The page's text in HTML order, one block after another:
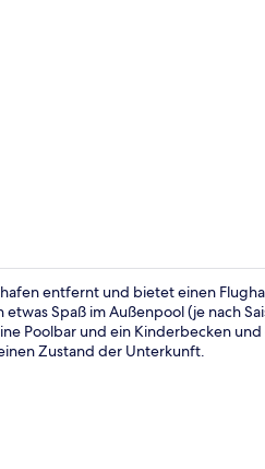
entfernt und bietet einen
Spaß im Außenpool (je nach
Poolbar und ein Kinderbecken
Zustand der Unterkunft.